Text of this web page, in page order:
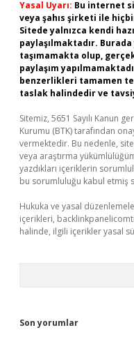
Yasal Uyarı: Bu internet
veya şahıs şirketi ile
Sitede yalnızca kendi
paylaşılmaktadır.
taşımamakta olup,
paylaşım
benzerlikleri tamamen
taslak halindedir ve
Sitemiz, 5651 Sayılı Kanun
Kurumu (BTK) tarafından
vermektedir. Bu nedenle,
veya araştırma
yazdıkları içeriklerin
bu sorumluluğu kabul etmiş
Hukuka ve yasal
içerikleri,
halinde, ilgili içerikler yasal
Son yorumlar